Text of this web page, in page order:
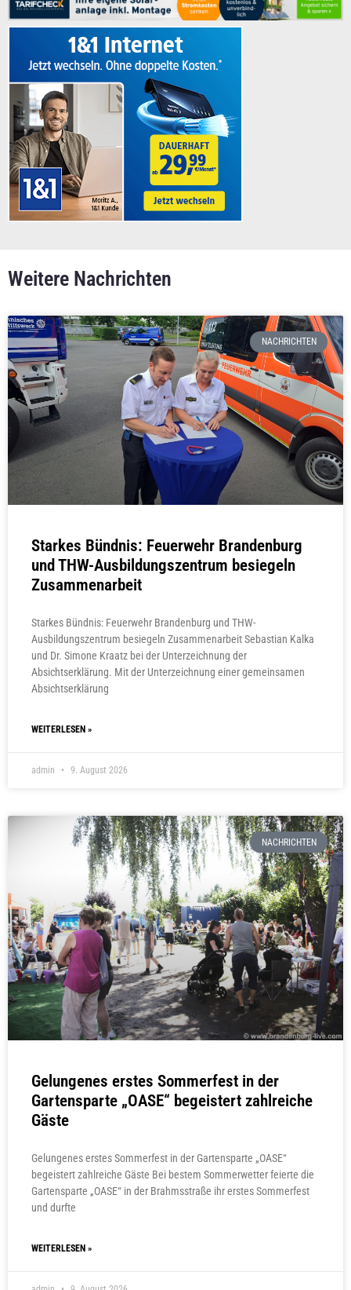
Weitere Nachrichten
NACHRICHTEN
Starkes Bündnis: Feuerwehr Brandenburg
und THW-Ausbildungszentrum besiegeln
Zusammenarbeit
Starkes Bündnis: Feuerwehr Brandenburg und THW-
Ausbildungszentrum besiegeln Zusammenarbeit Sebastian Kalka
und Dr. Simone Kraatz bei der Unterzeichnung der
Absichtserklärung. Mit der Unterzeichnung einer gemeinsamen
Absichtserklärung
WEITERLESEN »
admin 9. August 2026
NACHRICHTEN
Gelungenes erstes Sommerfest in der
Gartensparte „OASE“ begeistert zahlreiche
Gäste
Gelungenes erstes Sommerfest in der Gartensparte „OASE“
begeistert zahlreiche Gäste Bei bestem Sommerwetter feierte die
Gartensparte „OASE“ in der Brahmsstraße ihr erstes Sommerfest
und durfte
WEITERLESEN »